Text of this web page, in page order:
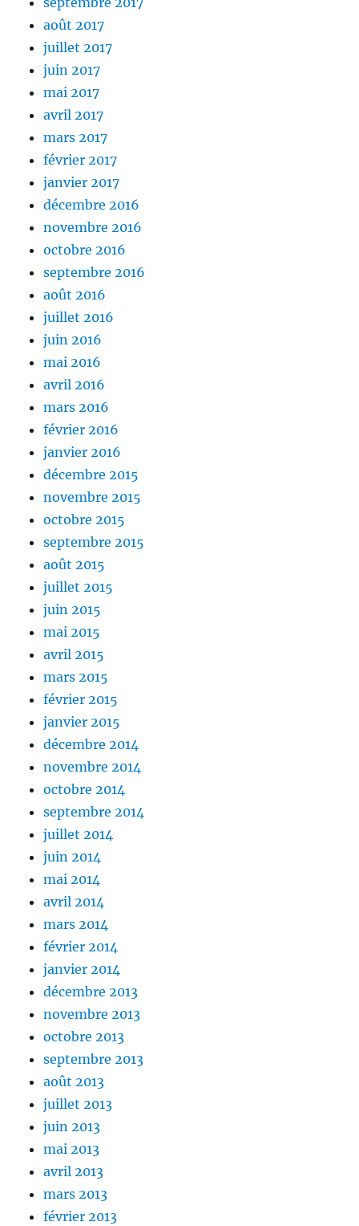
août 2017
juillet 2017
juin 2017
mai 2017
avril 2017
mars 2017
février 2017
janvier 2017
décembre 2016
novembre 2016
octobre 2016
septembre 2016
août 2016
juillet 2016
juin 2016
mai 2016
avril 2016
mars 2016
février 2016
janvier 2016
décembre 2015
novembre 2015
octobre 2015
septembre 2015
août 2015
juillet 2015
juin 2015
mai 2015
avril 2015
mars 2015
février 2015
janvier 2015
décembre 2014
novembre 2014
octobre 2014
septembre 2014
juillet 2014
juin 2014
mai 2014
avril 2014
mars 2014
février 2014
janvier 2014
décembre 2013
novembre 2013
octobre 2013
septembre 2013
août 2013
juillet 2013
juin 2013
mai 2013
avril 2013
mars 2013
février 2013